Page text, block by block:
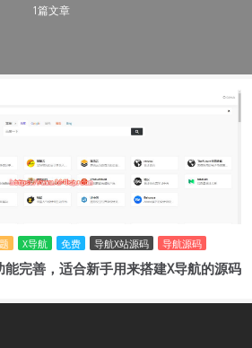
1篇文章
X导航 免费 导航X站源码 导航源码
能完善，适合新手用来搭建X导航的源码